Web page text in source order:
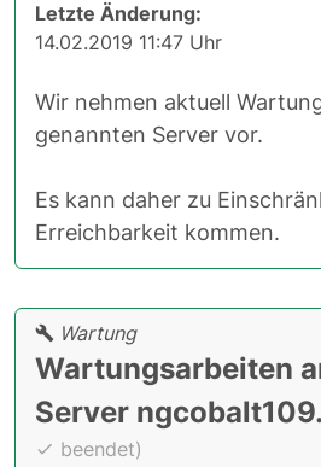
Letzte Änderung:
14.02.2019 11:47 Uhr
Wir nehmen aktuell
genannten Server vor.
Es kann daher zu
Erreichbarkeit kommen.
Wartung
Wartungsarbeiten
Server
beendet)